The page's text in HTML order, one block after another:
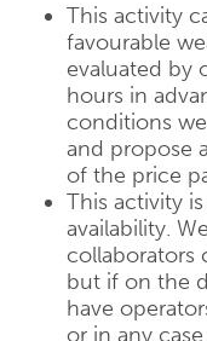
This activity
favourable
evaluated by
hours in
conditions
and propose
of the price
This activity
availability.
collaborators
but if on the
have
or in any